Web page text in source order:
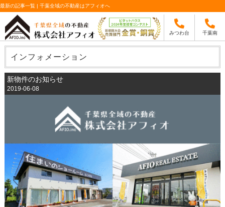
最新の記事一覧 | 千葉全域の不動産はアフィオへ
みつわ台 千葉南
インフォメーション
新物件のお知らせ
2019-06-08